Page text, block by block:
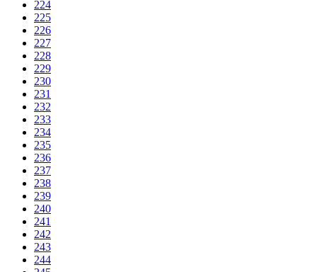
224
225
226
227
228
229
230
231
232
233
234
235
236
237
238
239
240
241
242
243
244